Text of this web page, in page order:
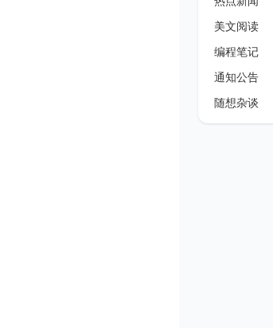
美文阅读
编程笔记
通知公告
随想杂谈